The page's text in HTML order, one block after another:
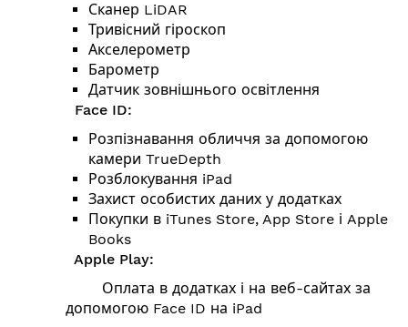
Сканер LiDAR
Тривісний гіроскоп
Акселерометр
Барометр
Датчик зовнішнього освітлення
Face ID:
Розпізнавання обличчя за допомогою
камери TrueDepth
Розблокування iPad
Захист особистих даних у додатках
Покупки в iTunes Store, App Store і Apple
Books
Apple Play:
Оплата в додатках і на веб-сайтах за
допомогою Face ID на iPad